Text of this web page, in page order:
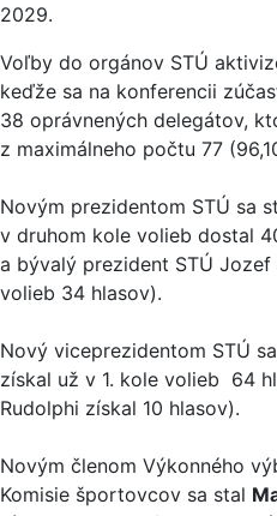
2029.
Voľby do orgánov STÚ
keďže sa na konferencii
38 oprávnených delegátov,
z maximálneho počtu 77
Novým prezidentom STÚ sa
v druhom kole volieb dostal
a bývalý prezident STÚ
volieb 34 hlasov).
Nový viceprezidentom STÚ
získal už v 1. kole volieb 64
Rudolphi získal 10 hlasov).
Novým členom Výkonného
Komisie športovcov sa stal